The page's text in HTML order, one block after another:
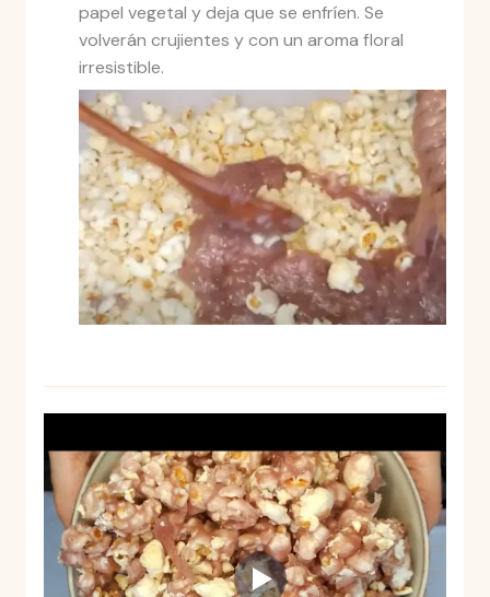
papel vegetal y deja que se enfríen. Se
volverán crujientes y con un aroma floral
irresistible.